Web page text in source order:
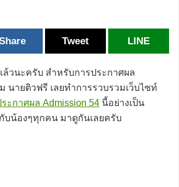
Tweet LINE
วนะครับ สำหรับการประกาศผล
นายติวฟรี เลยทำการรวบรวมเว็บไซท์
ะกาศผล Admission 54 นี้อย่างเป็น
บน้องๆทุกคน มาดูกันเลยครับ